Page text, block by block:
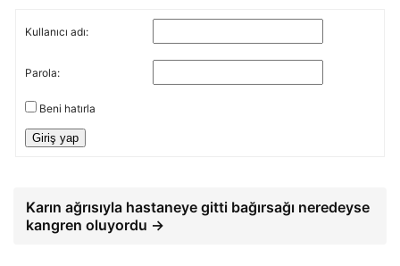
Kullanıcı adı:
Parola:
Beni hatırla
Giriş yap
Karın ağrısıyla hastaneye gitti bağırsağı neredeyse
kangren oluyordu →